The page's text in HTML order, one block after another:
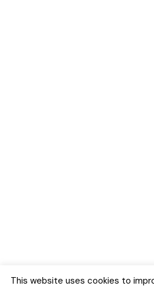
This website uses cookies to